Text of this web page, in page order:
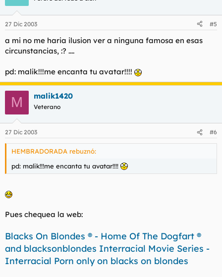
27 Dic 2003 #5
a mi no me haria ilusion ver a ninguna famosa en esas
circunstancias, :? ....
pd: malik!!!me encanta tu avatar!!!!
M malik1420
Veterano
27 Dic 2003 #6
HEMBRADORADA rebuznó:
pd: malik!!!me encanta tu avatar!!!!
Pues chequea la web:
Blacks On Blondes ® - Home Of The Dogfart ®
and blacksonblondes Interracial Movie Series -
Interracial Porn only on blacks on blondes